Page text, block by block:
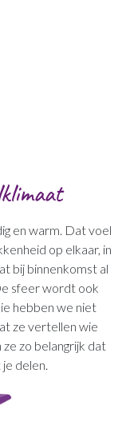
en warm. Dat voel
op elkaar, in
bij binnenkomst al
sfeer wordt ook
hebben we niet
ze vertellen wie
zo belangrijk dat
delen.